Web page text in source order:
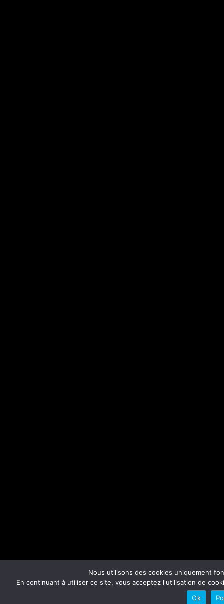
Nous utilisons des cookies uniquement
En continuant à utiliser ce site, vous acceptez l'utilisation de
Ok